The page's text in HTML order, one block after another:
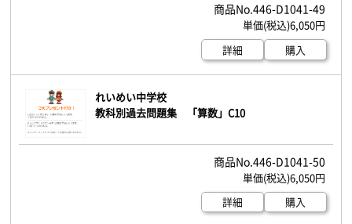
446-D1041-49
6,050円
詳細
購入
れいめい中学校
教科別過去問題集 「算数」C10
446-D1041-50
6,050円
詳細
購入